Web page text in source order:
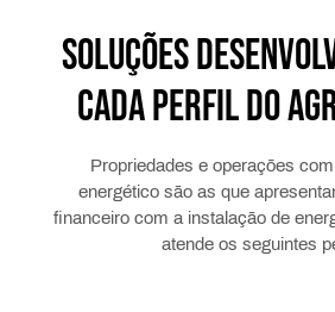
Soluções
cada perfildo
Propriedades e operações
energético são as que
financeiro com a instalação de
atende os seguintes